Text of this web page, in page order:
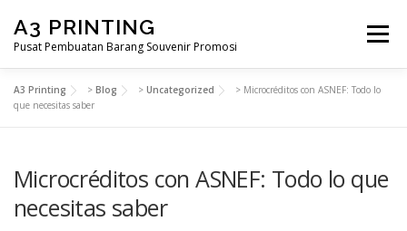
konten
A3 PRINTING
Pusat Pembuatan Barang Souvenir Promosi
Menu
BERANDA
SAMPLE PAGE
A3 Printing > Blog > Uncategorized > Microcréditos con ASNEF: Todo lo
que necesitas saber
Microcréditos con ASNEF: Todo lo que
necesitas saber